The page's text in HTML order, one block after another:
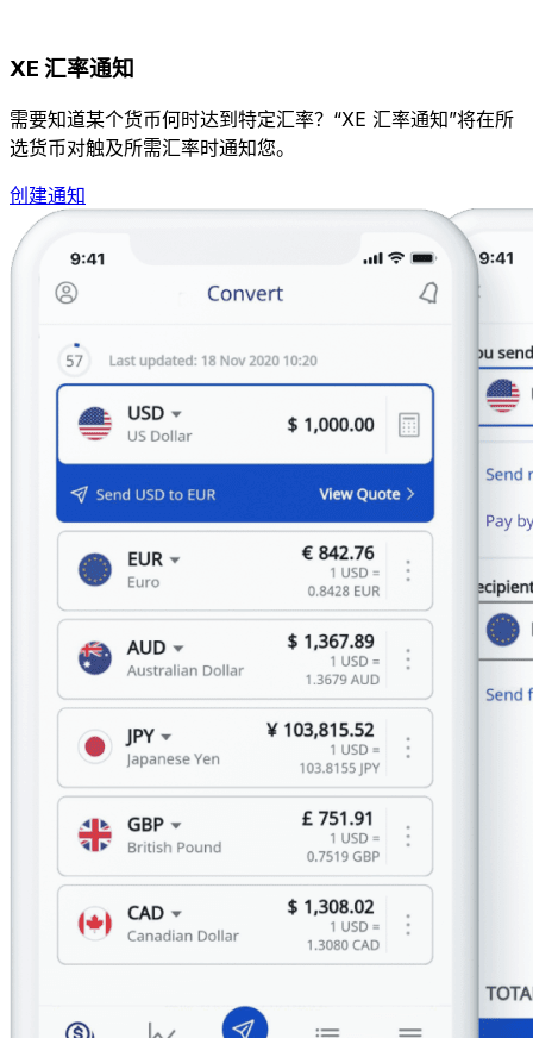
XE 汇率通知
需要知道某个货币何时达到特定汇率？“XE 汇率通知”将在所
选货币对触及所需汇率时通知您。
创建通知